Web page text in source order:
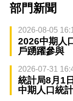
部門新聞
2026-08-05
2026中期人
戶踴躍參與
2026-07-31
統計局8月1
中期人口統